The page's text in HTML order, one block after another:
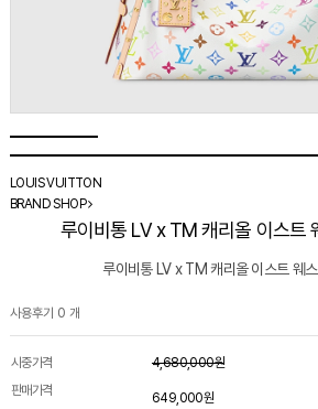
LOUIS VUITTON
BRAND SHOP
루이비통 LV x TM 캐리올 이스트
루이비통 LV x TM 캐리올 이스트 웨
사용후기 0 개
시중가격
4,680,000원
판매가격
649,000원